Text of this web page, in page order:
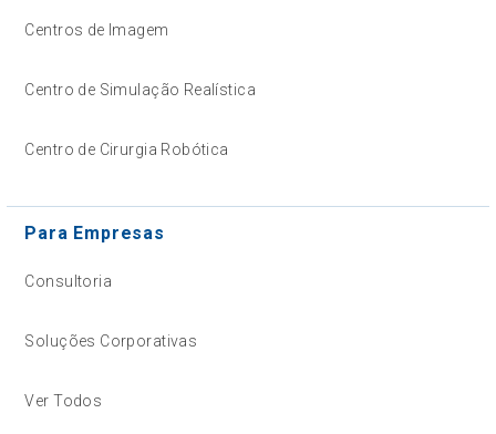
Centros de Imagem
Centro de Simulação Realística
Centro de Cirurgia Robótica
Para Empresas
Consultoria
Soluções Corporativas
Ver Todos